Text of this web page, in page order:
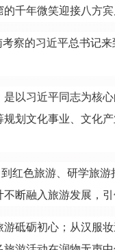
千年微笑迎接八方
考察的习近平总书记
以习近平同志为核
划文化事业、文化
红色旅游、研学旅
断融入旅游发展，
砥砺初心；从汉服